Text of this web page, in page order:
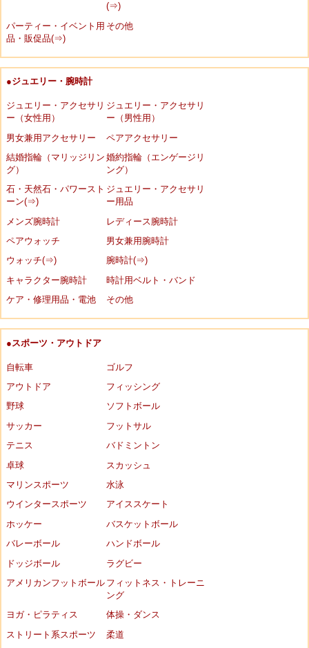
(⇒)
パーティー・イベント用
品・販促品(⇒)
その他
●ジュエリー・腕時計
ジュエリー・アクセサリ
ー（女性用）
ジュエリー・アクセサリ
ー（男性用）
男女兼用アクセサリー
ペアアクセサリー
結婚指輪（マリッジリン
グ）
婚約指輪（エンゲージリ
ング）
石・天然石・パワースト
ーン(⇒)
ジュエリー・アクセサリ
ー用品
メンズ腕時計
レディース腕時計
ペアウォッチ
男女兼用腕時計
ウォッチ(⇒)
腕時計(⇒)
キャラクター腕時計
時計用ベルト・バンド
ケア・修理用品・電池
その他
●スポーツ・アウトドア
自転車
ゴルフ
アウトドア
フィッシング
野球
ソフトボール
サッカー
フットサル
テニス
バドミントン
卓球
スカッシュ
マリンスポーツ
水泳
ウインタースポーツ
アイススケート
ホッケー
バスケットボール
バレーボール
ハンドボール
ドッジボール
ラグビー
アメリカンフットボール フィットネス・トレーニ
ング
ヨガ・ピラティス
体操・ダンス
ストリート系スポーツ
柔道